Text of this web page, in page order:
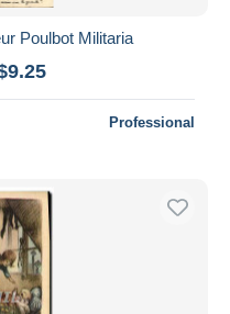
Poulbot Militaria
Professional